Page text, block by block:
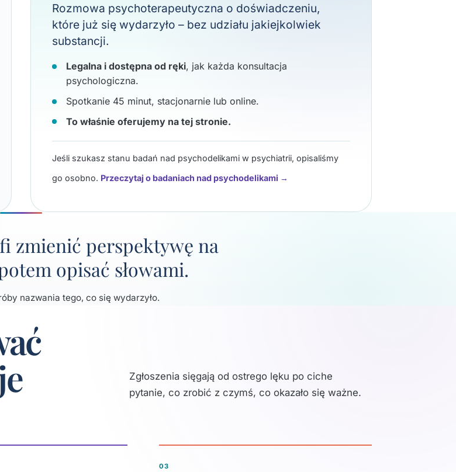
Rozmowa psychoterapeutyczna o doświadczeniu,
które już się wydarzyło – bez udziału jakiejkolwiek
substancji.
Legalna i dostępna od ręki, jak każda konsultacja
psychologiczna.
Spotkanie 45 minut, stacjonarnie lub online.
To właśnie oferujemy na tej stronie.
Jeśli szukasz stanu badań nad psychodelikami w psychiatrii, opisaliśmy
go osobno. Przeczytaj o badaniach nad psychodelikami →
zmienić perspektywę na
opisać słowami.
nazwania tego, co się wydarzyło.
Zgłoszenia sięgają od ostrego lęku po ciche
pytanie, co zrobić z czymś, co okazało się ważne.
03